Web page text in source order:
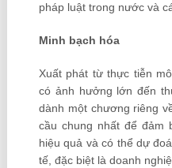
pháp luật trong nước và
Minh bạch hóa
Xuất phát từ thực tiễn
có ảnh hưởng lớn đến
dành một chương riêng
cầu chung nhất để đảm
hiệu quả và có thể dự
tế, đặc biệt là doanh